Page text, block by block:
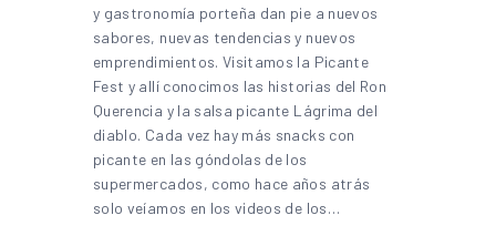
y gastronomía porteña dan pie a nuevos
sabores, nuevas tendencias y nuevos
emprendimientos. Visitamos la Picante
Fest y allí conocimos las historias del Ron
Querencia y la salsa picante Lágrima del
diablo. Cada vez hay más snacks con
picante en las góndolas de los
supermercados, como hace años atrás
solo veíamos en los videos de los…